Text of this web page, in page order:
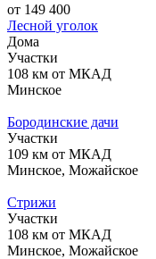
от 149 400
Лесной уголок
Дома
Участки
108 км от МКАД
Минское
Бородинские дачи
Участки
109 км от МКАД
Минское, Можайское
Стрижи
Участки
108 км от МКАД
Минское, Можайское